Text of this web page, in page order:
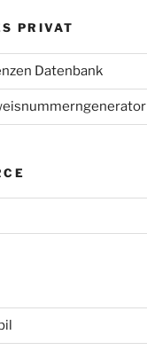
PRIVAT
Datenbank